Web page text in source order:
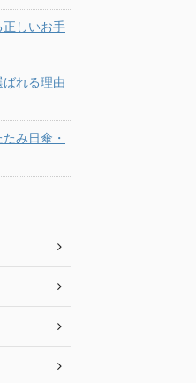
しいお手
れる理由
み日傘・